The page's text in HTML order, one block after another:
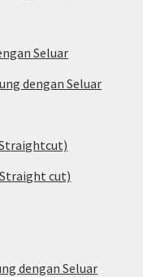
Seluar
dengan Seluar
cut)
dengan Seluar